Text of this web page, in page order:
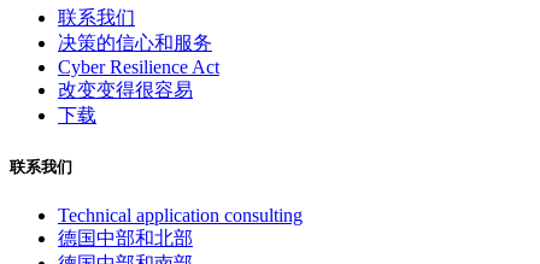
联系我们
决策的信心和服务
Cyber Resilience Act
改变变得很容易
下载
联系我们
Technical application consulting
德国中部和北部